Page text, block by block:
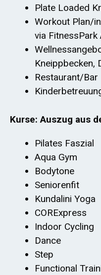
Plate Loaded
Workout Plan/
via FitnessPark
Kneippbecken,
Restaurant/Bar
Kurse: Auszug aus
Pilates Faszial
Aqua Gym
Bodytone
Seniorenfit
Kundalini Yoga
CORExpress
Indoor Cycling
Dance
Step
Functional